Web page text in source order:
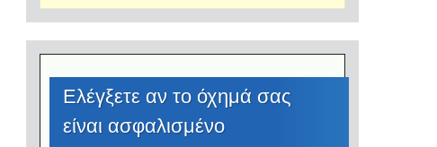
Eλέγξετε αν το όχημά σας
είναι ασφαλισμένο